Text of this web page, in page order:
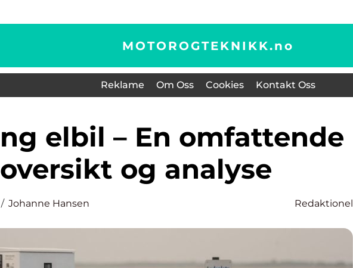
MOTOROGTEKNIKK.no
Reklame Om Oss Cookies Kontakt Oss
oversikt og analyse
Johanne Hansen Redaktionel